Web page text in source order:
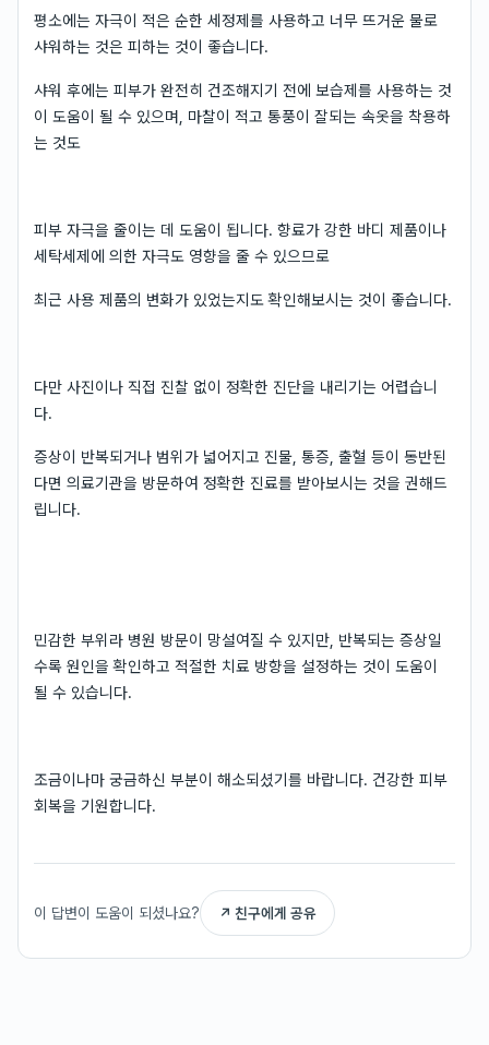
평소에는 자극이 적은 순한 세정제를 사용하고 너무 뜨거운 물로
샤워하는 것은 피하는 것이 좋습니다.
샤워 후에는 피부가 완전히 건조해지기 전에 보습제를 사용하는 것
이 도움이 될 수 있으며, 마찰이 적고 통풍이 잘되는 속옷을 착용하
는 것도
피부 자극을 줄이는 데 도움이 됩니다. 향료가 강한 바디 제품이나
세탁세제에 의한 자극도 영향을 줄 수 있으므로
최근 사용 제품의 변화가 있었는지도 확인해보시는 것이 좋습니다.
다만 사진이나 직접 진찰 없이 정확한 진단을 내리기는 어렵습니
다.
증상이 반복되거나 범위가 넓어지고 진물, 통증, 출혈 등이 동반된
다면 의료기관을 방문하여 정확한 진료를 받아보시는 것을 권해드
립니다.
민감한 부위라 병원 방문이 망설여질 수 있지만, 반복되는 증상일
수록 원인을 확인하고 적절한 치료 방향을 설정하는 것이 도움이
될 수 있습니다.
조금이나마 궁금하신 부분이 해소되셨기를 바랍니다. 건강한 피부
회복을 기원합니다.
이 답변이 도움이 되셨나요? ↗ 친구에게 공유